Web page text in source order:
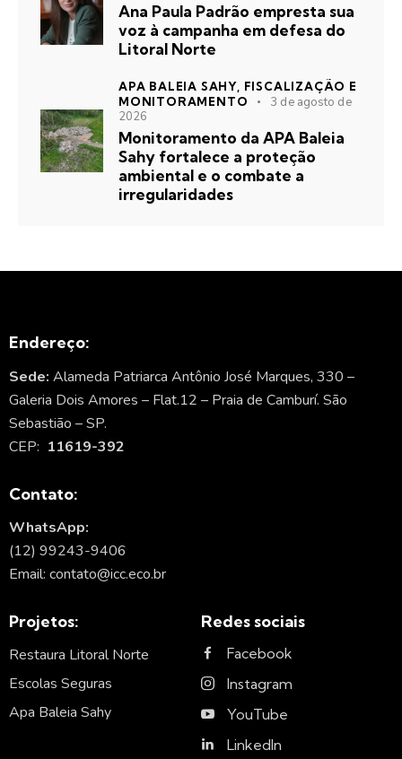
Ana Paula Padrão empresta sua
voz à campanha em defesa do
Litoral Norte
APA BALEIA SAHY, FISCALIZAÇÃO E
MONITORAMENTO
3 de agosto de
2026
Monitoramento da APA Baleia
Sahy fortalece a proteção
ambiental e o combate a
irregularidades
Endereço:
Sede: Alameda Patriarca Antônio José Marques, 330 –
Galeria Dois Amores – Flat.12 – Praia de Camburí. São
Sebastião – SP.
CEP: 11619-392
Contato:
WhatsApp:
(12) 99243-9406
Email: contato@icc.eco.br
Projetos:
Restaura Litoral Norte
Escolas Seguras
Apa Baleia Sahy
Redes sociais
Facebook
Instagram
YouTube
LinkedIn